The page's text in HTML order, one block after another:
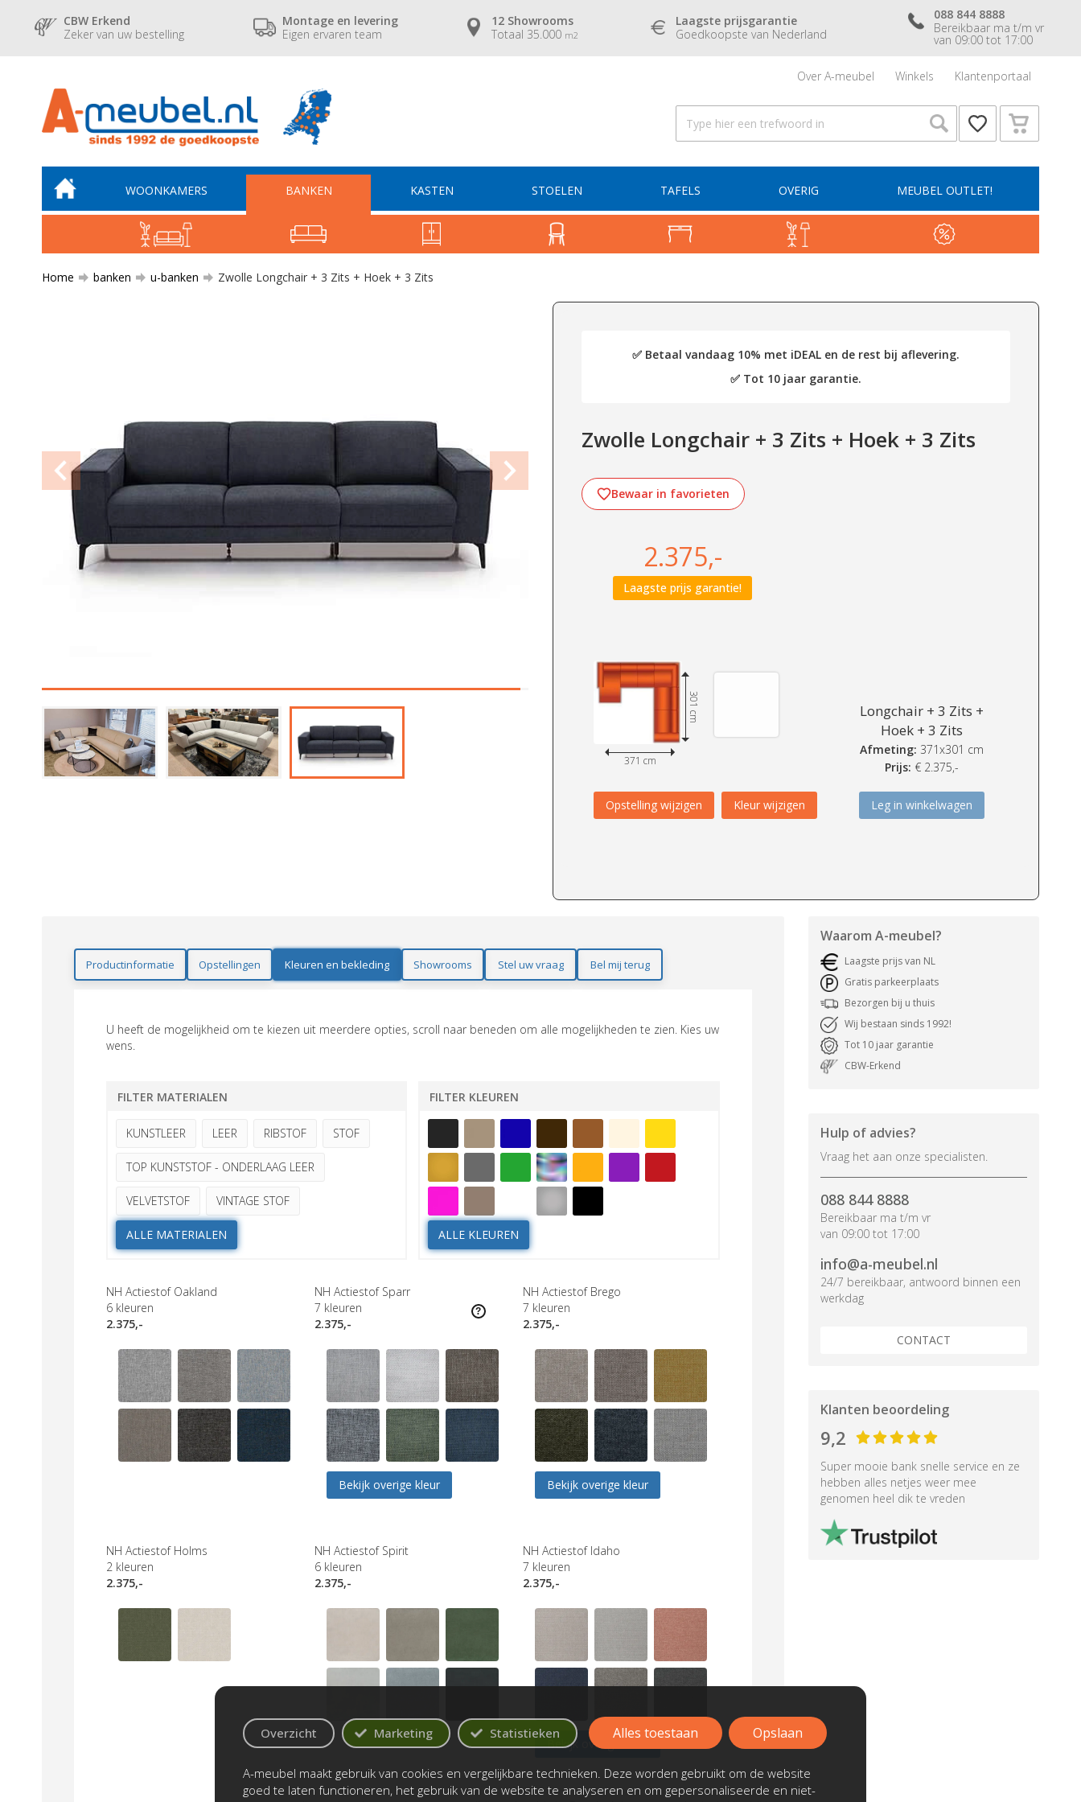
CBW Erkend
Zeker van uw bestelling
Montage en levering
Eigen ervaren team
12 Showrooms
Totaal 35.000 m2
Laagste prijsgarantie
Goedkoopste van Nederland
088 844 8888
Bereikbaar ma t/m vr
van 09:00 tot 17:00
Over A-meubel Winkels Klantenportaal
WOONKAMERS BANKEN KASTEN STOELEN TAFELS OVERIG MEUBEL OUTLET!
Home banken u-banken Zwolle Longchair + 3 Zits + Hoek + 3 Zits
✅ Betaal vandaag 10% met iDEAL en de rest bij aflevering.
✅ Tot 10 jaar garantie.
Zwolle Longchair + 3 Zits + Hoek + 3 Zits
Bewaar in favorieten
2.375,-
Laagste prijs garantie!
371 cm
301 cm
Opstelling wijzigen Kleur wijzigen
Longchair + 3 Zits +
Hoek + 3 Zits
Afmeting: 371x301 cm
Prijs: € 2.375,-
Leg in winkelwagen
Productinformatie Opstellingen Kleuren en bekleding Showrooms Stel uw vraag Bel mij terug
U heeft de mogelijkheid om te kiezen uit meerdere opties, scroll naar beneden om alle mogelijkheden te zien. Kies uw
wens.
FILTER MATERIALEN
KUNSTLEER LEER RIBSTOF STOF
TOP KUNSTSTOF - ONDERLAAG LEER
VELVETSTOF VINTAGE STOF
ALLE MATERIALEN
FILTER KLEUREN
ALLE KLEUREN
NH Actiestof Oakland
6 kleuren
2.375,-
NH Actiestof Sparr
7 kleuren
2.375,-
Bekijk overige kleur
NH Actiestof Brego
7 kleuren
2.375,-
Bekijk overige kleur
NH Actiestof Holms
2 kleuren
2.375,-
NH Actiestof Spirit
6 kleuren
2.375,-
NH Actiestof Idaho
7 kleuren
2.375,-
Bekijk overige kleur
Waarom A-meubel?
Laagste prijs van NL
Gratis parkeerplaats
Bezorgen bij u thuis
Wij bestaan sinds 1992!
Tot 10 jaar garantie
CBW-Erkend
Hulp of advies?
Vraag het aan onze specialisten.
088 844 8888
Bereikbaar ma t/m vr
van 09:00 tot 17:00
info@a-meubel.nl
24/7 bereikbaar, antwoord binnen een
werkdag
CONTACT
Klanten beoordeling
9,2
Super mooie bank snelle service en ze
hebben alles netjes weer mee
genomen heel dik te vreden
Overzicht Marketing Statistieken
A-meubel maakt gebruik van cookies en vergelijkbare technieken. Deze worden gebruikt om de website
goed te laten functioneren, het gebruik van de website te analyseren en om gepersonaliseerde en niet-
Alles toestaan Opslaan